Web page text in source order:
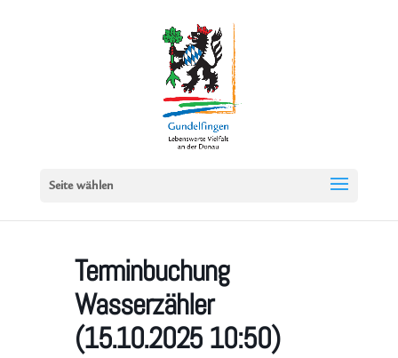
Seite wählen
Terminbuchung
Wasserzähler
(15.10.2025 10:50)